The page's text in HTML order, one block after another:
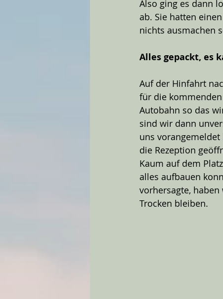
Also ging es dann
ab. Sie hatten
nichts ausmachen
Alles gepackt, es
Auf der Hinfahrt
für die kommenden
Autobahn so das
sind wir dann
uns
die Rezeption
Kaum auf dem
alles aufbauen
vorhersagte,
Trocken bleiben.